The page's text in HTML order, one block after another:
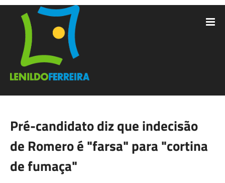
Pré-candidato diz que indecisão
de Romero é "farsa" para "cortina
de fumaça"